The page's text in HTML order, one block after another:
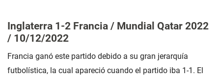
Inglaterra 1-2 Francia / Mundial Qatar 2022
/ 10/12/2022
Francia ganó este partido debido a su gran jerarquía
futbolística, la cual apareció cuando el partido iba 1-1. El